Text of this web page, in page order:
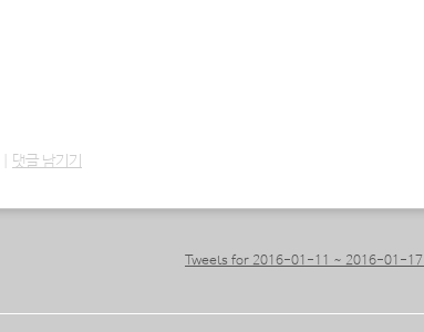
댓글 남기기
Tweets for 2016-01-11 ~ 2016-01-17